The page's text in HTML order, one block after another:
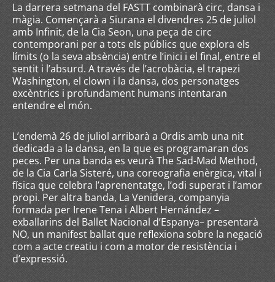
La darrera setmana del FASTT combinarà circ, dansa i
màgia. Començarà a Siurana el divendres 25 de juliol
amb Infinit, de la Cia Seon, una peça de circ
contemporani per a tots els públics que explora els
límits (o la seva absència) entre l’inici i el final, entre el
sentit i l’absurd. A través de l’acrobàcia, el trapezi
Washington, el clown i la dansa, dos personatges
excèntrics i profundament humans intentaran
entendre el món.
L’endemà 26 de juliol arribarà a Ordis amb una nit
dedicada a la dansa, en la que es programaran dos
peces. Per una banda es veurà The Sad-Mad Method,
de la Cia Carla Sisteré, una coreografia enèrgica, vital i
física que celebra l’aprenentatge, l’odi superat i l’amor
propi. Per altra banda, La Venidera, companyia
formada per Irene Tena i Albert Hernández –
exballarins del Ballet Nacional d’Espanya– presentarà
NO, un manifest ballat que reflexiona sobre la negació
com a acte creatiu i com a motor de resistència i
d’expressió.